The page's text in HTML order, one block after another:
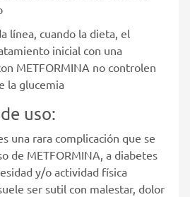
línea, cuando la dieta, el
inicial con una
METFORMINA no controlen
la glucemia
uso:
una rara complicación que se
de METFORMINA, a diabetes
y/o actividad física
ser sutil con malestar, dolor